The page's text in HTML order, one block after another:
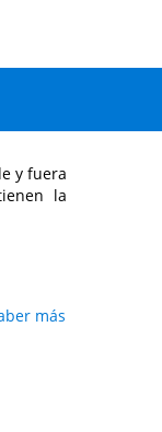
y fuera
la
más